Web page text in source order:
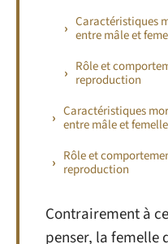
Caractéristiques
entre mâle et
Rôle et
reproduction
Caractéristiques
entre mâle et femelle
Rôle et
reproduction
Contrairement à
penser, la femelle